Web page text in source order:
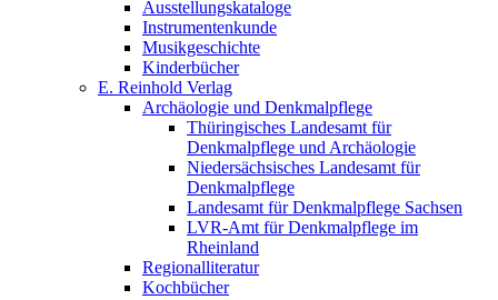
Ausstellungskataloge
Instrumentenkunde
Musikgeschichte
Kinderbücher
E. Reinhold Verlag
Archäologie und Denkmalpflege
Thüringisches Landesamt für
Denkmalpflege und Archäologie
Niedersächsisches Landesamt für
Denkmalpflege
Landesamt für Denkmalpflege Sachsen
LVR-Amt für Denkmalpflege im
Rheinland
Regionalliteratur
Kochbücher